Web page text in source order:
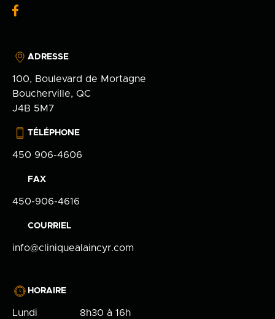
fb-
ADRESSE
100, Boulevard de Mortagne
Boucherville, QC
J4B 5M7
TÉLÉPHONE
450 906-4606
FAX
450-906-4616
COURRIEL
info@cliniquealaincyr.com
HORAIRE
Lundi
8h30 à 16h